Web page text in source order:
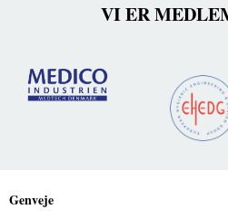
VI ER
Genveje